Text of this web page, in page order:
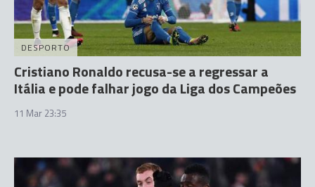
DESPORTO
Cristiano Ronaldo recusa-se a regressar a
Itália e pode falhar jogo da Liga dos Campeões
11 Mar 23:35